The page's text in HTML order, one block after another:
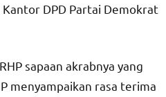
DPD Partai Demokrat
sapaan akrabnya yang
menyampaikan rasa terima